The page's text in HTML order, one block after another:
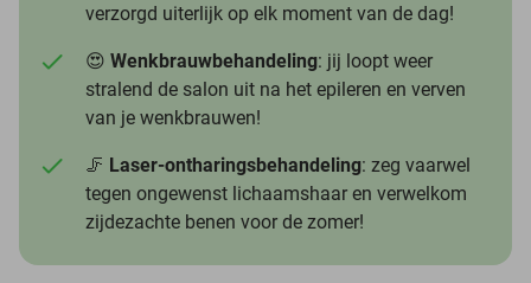
verzorgd uiterlijk op elk moment van de dag!
😍 Wenkbrauwbehandeling: jij loopt weer
stralend de salon uit na het epileren en verven
van je wenkbrauwen!
🦵 Laser-ontharingsbehandeling: zeg vaarwel
tegen ongewenst lichaamshaar en verwelkom
zijdezachte benen voor de zomer!